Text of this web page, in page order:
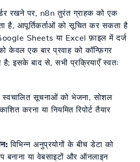
रखने पर, n8n तुरंत ग्राहक को एक
है, आपूर्तिकर्ताओं को सूचित कर सकता है
Sheets या Excel फ़ाइल में दर्ज
एक बार प्रवाह को कॉन्फ़िगर
इसके बाद से, सभी प्रक्रियाएँ स्वतः
स्वचालित सूचनाओं को भेजना, सोशल
करना या नियमित रिपोर्ट तैयार
विभिन्न अनुप्रयोगों के बीच डेटा को
या वेबसाइटों और ऑनलाइन